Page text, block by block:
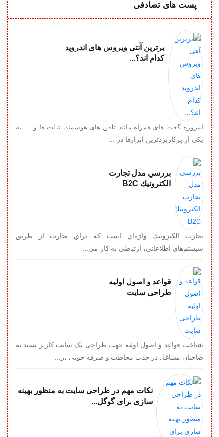
پست های تصادفی
برترین آنتی ویروس های اندروید
کدام اند؟...
امروزه گجت های همراه مانند تلفن های هوشمند، تبلت ها و … به
یکی از پرکاربردترین ابزارها در ...
بررسي مدل تجارت
الكترونيك B2C
تجارت الكترونيك واژه‌اي است كه براي تجارت از طريق
سيستم‌هاي اطلاعاتي، ارتباطي به كار مي...
قواعد و اصول اولیه
طراحی سایت
شناخت قواعد و اصول اولیه جهت طراحی یک سایت کاربر پسند به
صاحبان مشاغل در جذب مخاطب و صرفه جویی در...
نکات مهم در طراحی سایت به منظور بهینه
سازی برای گوگل...